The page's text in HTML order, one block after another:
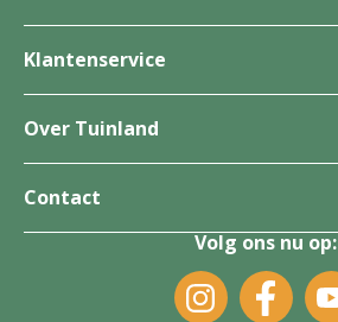
Klantenservice
Over Tuinland
Contact
Volg ons nu op: